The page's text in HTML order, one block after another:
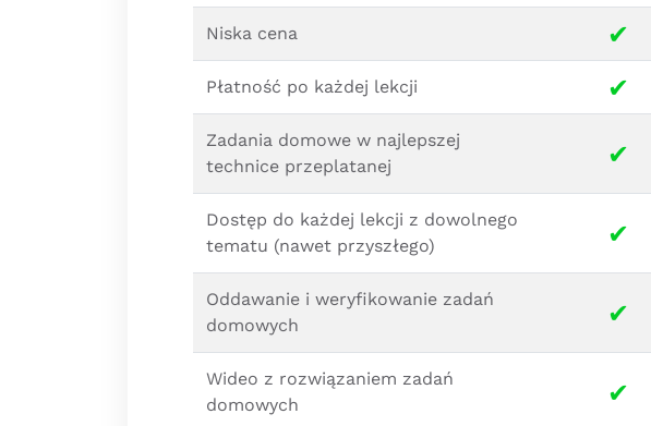
Niska cena ✔
Płatność po każdej lekcji ✔
Zadania domowe w najlepszej
technice przeplatanej
✔
Dostęp do każdej lekcji z dowolnego
tematu (nawet przyszłego)
✔
Oddawanie i weryfikowanie zadań
domowych
✔
Wideo z rozwiązaniem zadań
domowych
✔